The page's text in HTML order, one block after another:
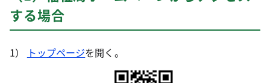
する場合
トップページを開く。